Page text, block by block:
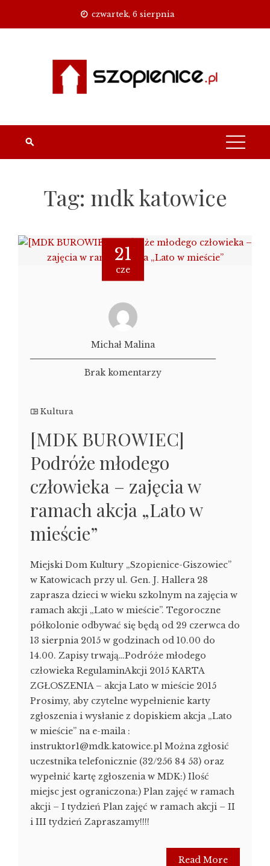
czwartek, 6 sierpnia
Tag: mdk katowice
21
cze
Michał Malina
Brak komentarzy
Kultura
[MDK BUROWIEC]
Podróże młodego
człowieka – zajęcia w
ramach akcja „Lato w
mieście”
Miejski Dom Kultury „Szopienice-Giszowiec”
w Katowicach przy ul. Gen. J. Hallera 28
zaprasza dzieci w wieku szkolnym na zajęcia w
ramach akcji „Lato w mieście”. Tegoroczne
półkolonie odbywać się będą od 29 czerwca do
13 sierpnia 2015 w godzinach od 10.00 do
14.00. Zapisy trwają…Podróże młodego
człowieka RegulaminAkcji 2015 KARTA
ZGŁOSZENIA – akcja Lato w mieście 2015
Prosimy, aby czytelne wypełnienie karty
zgłoszenia i wysłanie z dopiskiem akcja „Lato
w mieście” na e-maila :
instruktor1@mdk.katowice.pl Można zgłosić
uczestnika telefonicznie (32/256 84 53) oraz
wypełnić kartę zgłoszenia w MDK:) Ilość
miejsc jest ograniczona:) Plan zajęć w ramach
akcji – I tydzień Plan zajęć w ramach akcji – II
i III tydzień Zapraszamy!!!!
Read More